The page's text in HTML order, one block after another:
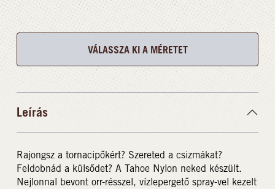
VÁLASSZA KI A MÉRETET
Leírás
Rajongsz a tornacipőkért? Szereted a csizmákat?
Feldobnád a külsődet? A Tahoe Nylon neked készült.
Nejlonnal bevont orr-résszel, vízlepergető spray-vel kezelt